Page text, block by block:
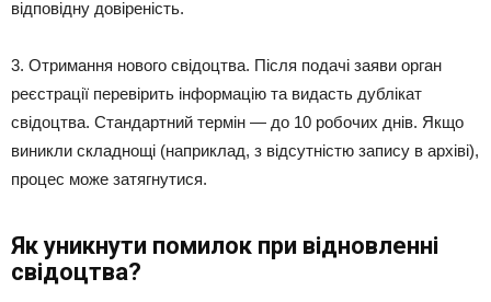
відповідну довіреність.
3. Отримання нового свідоцтва. Після подачі заяви орган
реєстрації перевірить інформацію та видасть дублікат
свідоцтва. Стандартний термін — до 10 робочих днів. Якщо
виникли складнощі (наприклад, з відсутністю запису в архіві),
процес може затягнутися.
Як уникнути помилок при відновленні
свідоцтва?